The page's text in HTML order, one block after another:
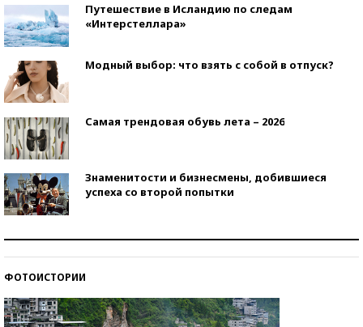
Путешествие в Исландию по следам
«Интерстеллара»
Модный выбор: что взять с собой в отпуск?
Самая трендовая обувь лета – 2026
Знаменитости и бизнесмены, добившиеся
успеха со второй попытки
ФОТОИСТОРИИ